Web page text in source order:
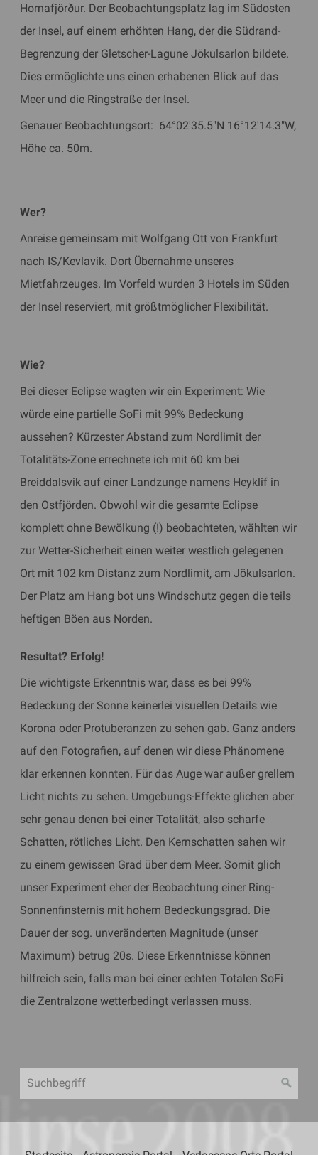
Hornafjörður. Der Beobachtungsplatz lag im Südosten
der Insel, auf einem erhöhten Hang, der die Südrand-
Begrenzung der Gletscher-Lagune Jökulsarlon bildete.
Dies ermöglichte uns einen erhabenen Blick auf das
Meer und die Ringstraße der Insel.
Genauer Beobachtungsort: 64°02'35.5"N 16°12'14.3"W,
Höhe ca. 50m.
Wer?
Anreise gemeinsam mit Wolfgang Ott von Frankfurt
nach IS/Kevlavik. Dort Übernahme unseres
Mietfahrzeuges. Im Vorfeld wurden 3 Hotels im Süden
der Insel reserviert, mit größtmöglicher Flexibilität.
Wie?
Bei dieser Eclipse wagten wir ein Experiment: Wie
würde eine partielle SoFi mit 99% Bedeckung
aussehen? Kürzester Abstand zum Nordlimit der
Totalitäts-Zone errechnete ich mit 60 km bei
Breiddalsvik auf einer Landzunge namens Heyklif in
den Ostfjörden. Obwohl wir die gesamte Eclipse
komplett ohne Bewölkung (!) beobachteten, wählten wir
zur Wetter-Sicherheit einen weiter westlich gelegenen
Ort mit 102 km Distanz zum Nordlimit, am Jökulsarlon.
Der Platz am Hang bot uns Windschutz gegen die teils
heftigen Böen aus Norden.
​Resultat? Erfolg!
Die wichtigste Erkenntnis war, dass es bei 99%
Bedeckung der Sonne keinerlei visuellen Details wie
Korona oder Protuberanzen zu sehen gab. Ganz anders
auf den Fotografien, auf denen wir diese Phänomene
klar erkennen konnten. Für das Auge war außer grellem
Licht nichts zu sehen. Umgebungs-Effekte glichen aber
sehr genau denen bei einer Totalität, also scharfe
Schatten, rötliches Licht. Den Kernschatten sahen wir
zu einem gewissen Grad über dem Meer. Somit glich
unser Experiment eher der Beobachtung einer Ring-
Sonnenfinsternis mit hohem Bedeckungsgrad. Die
Dauer der sog. unveränderten Magnitude (unser
Maximum) betrug 20s. Diese Erkenntnisse können
hilfreich sein, falls man bei einer echten Totalen SoFi
die Zentralzone wetterbedingt verlassen muss.